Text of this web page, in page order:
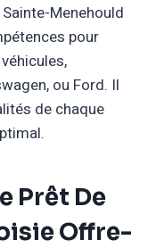
Menehould
pour
ou Ford. Il
de chaque
Prêt De
Offre-